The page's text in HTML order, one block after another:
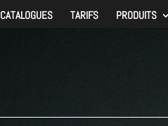
CATALOGUES TARIFS PRODUITS